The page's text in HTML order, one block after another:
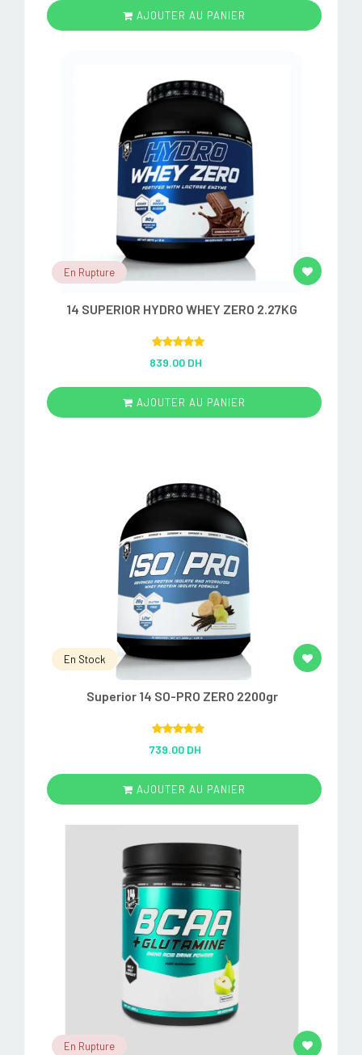
AJOUTER AU PANIER
En Rupture
14 SUPERIOR HYDRO WHEY ZERO 2.27KG
out of 5
839.00 DH
AJOUTER AU PANIER
En Stock
Superior 14 SO-PRO ZERO 2200gr
out of 5
739.00 DH
AJOUTER AU PANIER
En Rupture